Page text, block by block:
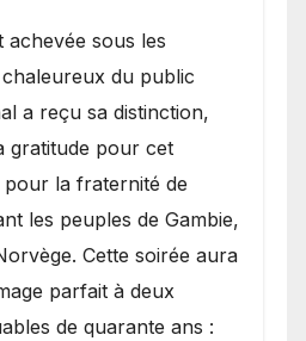
achevée sous les
du public
a reçu sa distinction,
gratitude pour cet
la fraternité de
les peuples de Gambie,
Cette soirée aura
parfait à deux
de quarante ans :